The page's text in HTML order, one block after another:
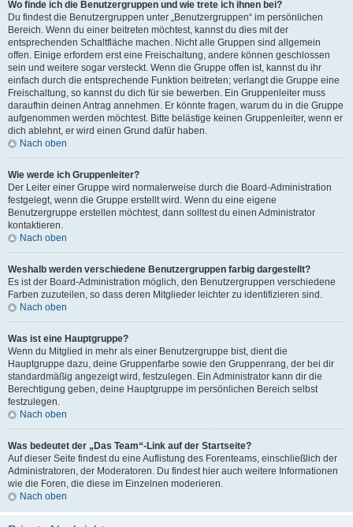
Wo finde ich die Benutzergruppen und wie trete ich ihnen bei?
Du findest die Benutzergruppen unter „Benutzergruppen“ im persönlichen
Bereich. Wenn du einer beitreten möchtest, kannst du dies mit der
entsprechenden Schaltfläche machen. Nicht alle Gruppen sind allgemein
offen. Einige erfordern erst eine Freischaltung, andere können geschlossen
sein und weitere sogar versteckt. Wenn die Gruppe offen ist, kannst du ihr
einfach durch die entsprechende Funktion beitreten; verlangt die Gruppe eine
Freischaltung, so kannst du dich für sie bewerben. Ein Gruppenleiter muss
daraufhin deinen Antrag annehmen. Er könnte fragen, warum du in die Gruppe
aufgenommen werden möchtest. Bitte belästige keinen Gruppenleiter, wenn er
dich ablehnt, er wird einen Grund dafür haben.
Nach oben
Wie werde ich Gruppenleiter?
Der Leiter einer Gruppe wird normalerweise durch die Board-Administration
festgelegt, wenn die Gruppe erstellt wird. Wenn du eine eigene
Benutzergruppe erstellen möchtest, dann solltest du einen Administrator
kontaktieren.
Nach oben
Weshalb werden verschiedene Benutzergruppen farbig dargestellt?
Es ist der Board-Administration möglich, den Benutzergruppen verschiedene
Farben zuzuteilen, so dass deren Mitglieder leichter zu identifizieren sind.
Nach oben
Was ist eine Hauptgruppe?
Wenn du Mitglied in mehr als einer Benutzergruppe bist, dient die
Hauptgruppe dazu, deine Gruppenfarbe sowie den Gruppenrang, der bei dir
standardmäßig angezeigt wird, festzulegen. Ein Administrator kann dir die
Berechtigung geben, deine Hauptgruppe im persönlichen Bereich selbst
festzulegen.
Nach oben
Was bedeutet der „Das Team“-Link auf der Startseite?
Auf dieser Seite findest du eine Auflistung des Forenteams, einschließlich der
Administratoren, der Moderatoren. Du findest hier auch weitere Informationen
wie die Foren, die diese im Einzelnen moderieren.
Nach oben